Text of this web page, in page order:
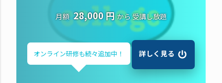
月額 28,000 円 から受講し放題
オンライン研修も続々追加中！ 詳しく見る